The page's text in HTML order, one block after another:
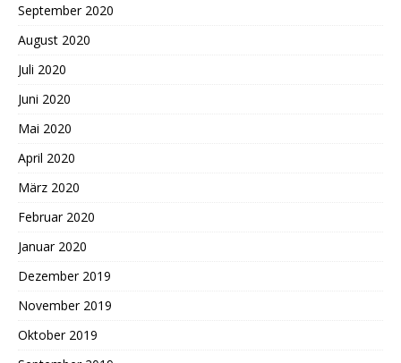
September 2020
August 2020
Juli 2020
Juni 2020
Mai 2020
April 2020
März 2020
Februar 2020
Januar 2020
Dezember 2019
November 2019
Oktober 2019